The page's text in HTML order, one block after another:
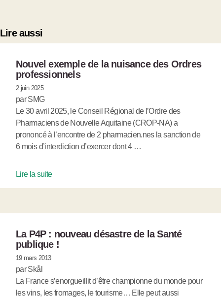
Lire aussi
Nouvel exemple de la nuisance des Ordres
professionnels
2 juin 2025
par SMG
Le 30 avril 2025, le Conseil Régional de l’Ordre des
Pharmaciens de Nouvelle Aquitaine (CROP-NA) a
prononcé à l’encontre de 2 pharmacien.nes la sanction de
6 mois d’interdiction d’exercer dont 4 …
Lire la suite
La P4P : nouveau désastre de la Santé
publique !
19 mars 2013
par Skål
La France s’enorgueillit d’être championne du monde pour
les vins, les fromages, le tourisme… Elle peut aussi